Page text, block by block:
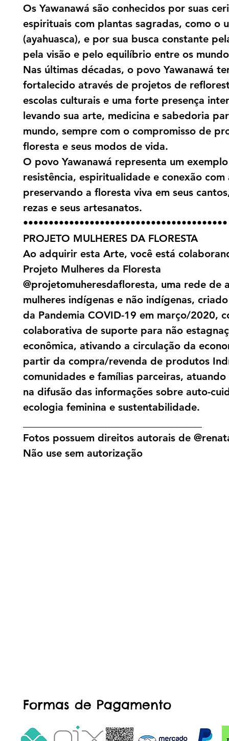
Os Yawanawá são conhecidos por suas
espirituais com plantas sagradas, como o
(ayahuasca), e por sua busca constante
pela visão e pelo equilíbrio entre os
Nas últimas décadas, o povo Yawanawá
fortalecido através de projetos de
escolas culturais e uma forte presença
levando sua arte, medicina e sabedoria
mundo, sempre com o compromisso de
floresta e seus modos de vida.
O povo Yawanawá representa um
resistência, espiritualidade e conexão com
preservando a floresta viva em seus
rezas e seus artesanatos.
••••••••••••••••••••••••••••••••••••••••
PROJETO MULHERES DA FLORESTA
Ao adquirir esta Arte, você está
Projeto Mulheres da Floresta
@projetomuheresdafloresta, uma rede de
mulheres indígenas e não indígenas,
da Pandemia COVID-19 em março/2020,
colaborativa de suporte para não
econômica, ativando a circulação da
partir da compra/revenda de produtos
comunidades e famílias parceiras,
na difusão das informações sobre auto-
ecologia feminina e sustentabilidade.
Fotos possuem direitos autorais de
Não use sem autorização
Formas de Pagamento